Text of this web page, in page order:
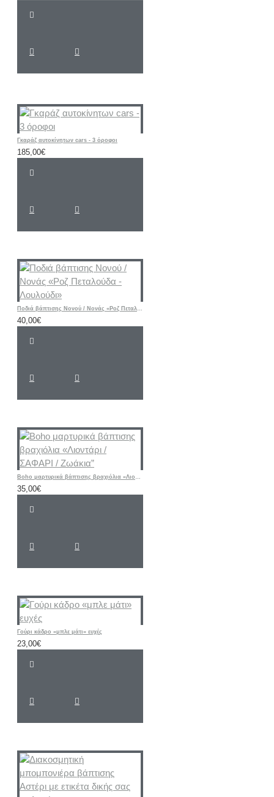
Γκαράζ αυτοκίνητων cars - 3 όροφοι
185,00€
Ποδιά βάπτισης Νονού / Νονάς «Ροζ Πεταλούδα - Λουλούδι»
40,00€
Boho μαρτυρικά βάπτισης βραχιόλια «Λιοντάρι / ΣΑΦΑΡΙ / Ζωάκια”
35,00€
Γούρι κάδρο «μπλε μάτι» ευχές
23,00€